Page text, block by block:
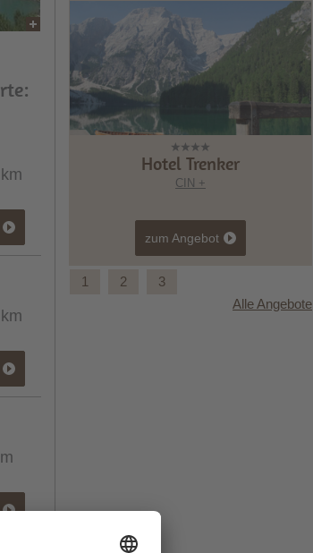
Hotel Trenker
CIN +
zum Angebot
1 2
3
Alle Angebote